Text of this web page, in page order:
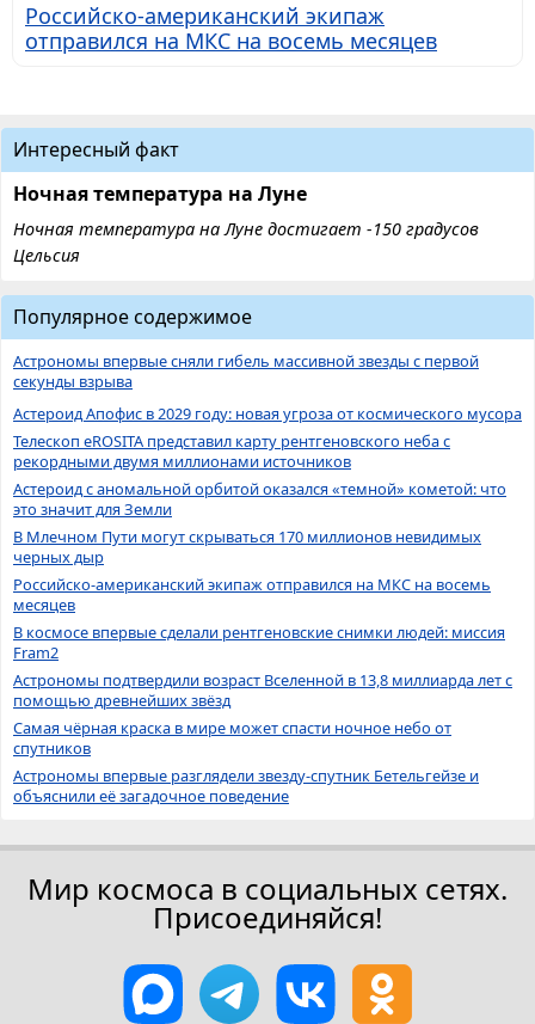
Российско-американский экипаж
отправился на МКС на восемь месяцев
Интересный факт
Ночная температура на Луне
Ночная температура на Луне достигает -150 градусов
Цельсия
Популярное содержимое
Астрономы впервые сняли гибель массивной звезды с первой
секунды взрыва
Астероид Апофис в 2029 году: новая угроза от космического мусора
Телескоп eROSITA представил карту рентгеновского неба с
рекордными двумя миллионами источников
Астероид с аномальной орбитой оказался «темной» кометой: что
это значит для Земли
В Млечном Пути могут скрываться 170 миллионов невидимых
черных дыр
Российско-американский экипаж отправился на МКС на восемь
месяцев
В космосе впервые сделали рентгеновские снимки людей: миссия
Fram2
Астрономы подтвердили возраст Вселенной в 13,8 миллиарда лет с
помощью древнейших звёзд
Самая чёрная краска в мире может спасти ночное небо от
спутников
Астрономы впервые разглядели звезду-спутник Бетельгейзе и
объяснили её загадочное поведение
Мир космоса в социальных сетях.
Присоединяйся!